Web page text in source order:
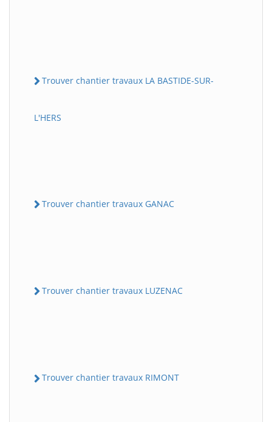
Trouver chantier travaux LA BASTIDE-SUR-
L'HERS
Trouver chantier travaux GANAC
Trouver chantier travaux LUZENAC
Trouver chantier travaux RIMONT